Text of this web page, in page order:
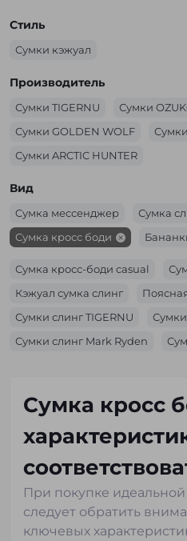
Стиль
Сумки кэжуал
Производитель
Сумки TIGERNU Сумки
Сумки GOLDEN WOLF
Сумки ARCTIC HUNTER
Вид
Cумка мессенджер
Сумка
Сумка кросс боди
Сумка кросс-боди casual
Кэжуал сумка слинг
Сумки cлинг TIGERNU
Сумки cлинг Mark Ryden
Сумки кросс-боди Mark Ryden
Сумки кросс-боди Bison Denim
Сумки кросс-боди Arctic Hunter
Сумка кросс боди мужская
Бананки (сумки на пояс) для
Сумка кросс
При покупке
следует обратить
ключевых